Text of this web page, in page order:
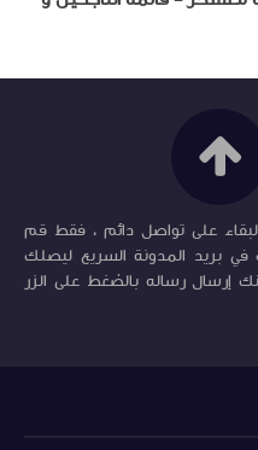
على تواصل دائم ، فقط قم
في بريد المدونة السريع ليصلك
إرسال رساله بالضغط على الزر